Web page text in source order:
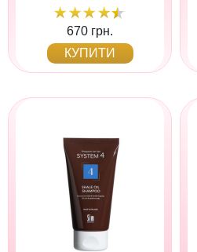
670 грн.
КУПИТИ